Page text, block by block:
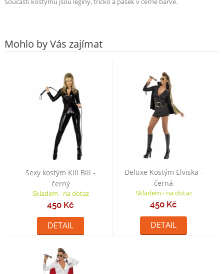
Mohlo by Vás zajímat
Sexy kostým Kill Bill -
černý
Skladem - na dotaz
450 Kč
DETAIL
Deluxe Kostým Elviska -
černá
Skladem - na dotaz
450 Kč
DETAIL